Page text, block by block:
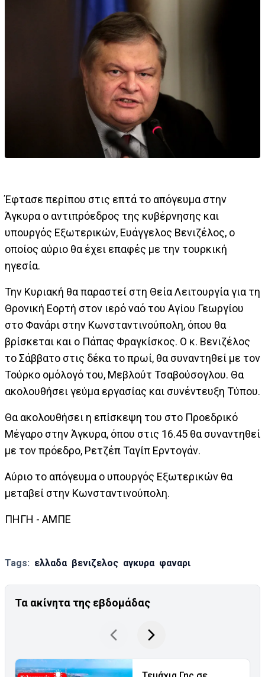
Έφτασε περίπου στις επτά το απόγευμα στην
Άγκυρα ο αντιπρόεδρος της κυβέρνησης και
υπουργός Εξωτερικών, Ευάγγελος Βενιζέλος, ο
οποίος αύριο θα έχει επαφές με την τουρκική
ηγεσία.
Την Κυριακή θα παραστεί στη Θεία Λειτουργία για τη
Θρονική Εορτή στον ιερό ναό του Αγίου Γεωργίου
στo Φανάρι στην Κωνσταντινούπολη, όπου θα
βρίσκεται και ο Πάπας Φραγκίσκος. Ο κ. Βενιζέλος
το Σάββατο στις δέκα το πρωί, θα συναντηθεί με τον
Τούρκο ομόλογό του, Μεβλούτ Τσαβούσογλου. Θα
ακολουθήσει γεύμα εργασίας και συνέντευξη Τύπου.
Θα ακολουθήσει η επίσκεψη του στο Προεδρικό
Μέγαρο στην Άγκυρα, όπου στις 16.45 θα συναντηθεί
με τον πρόεδρο, Ρετζέπ Ταγίπ Ερντογάν.
Αύριο το απόγευμα ο υπουργός Εξωτερικών θα
μεταβεί στην Κωνσταντινούπολη.
ΠΗΓΗ - ΑΜΠΕ
Tags: ελλαδα βενιζελος αγκυρα φαναρι
Τα ακίνητα της εβδομάδας